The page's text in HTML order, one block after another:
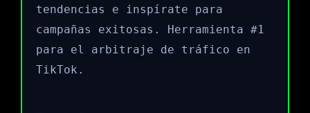
tendencias e inspírate para
campañas exitosas. Herramienta #1
para el arbitraje de tráfico en
TikTok.